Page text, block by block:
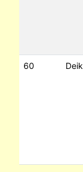
60 Deik